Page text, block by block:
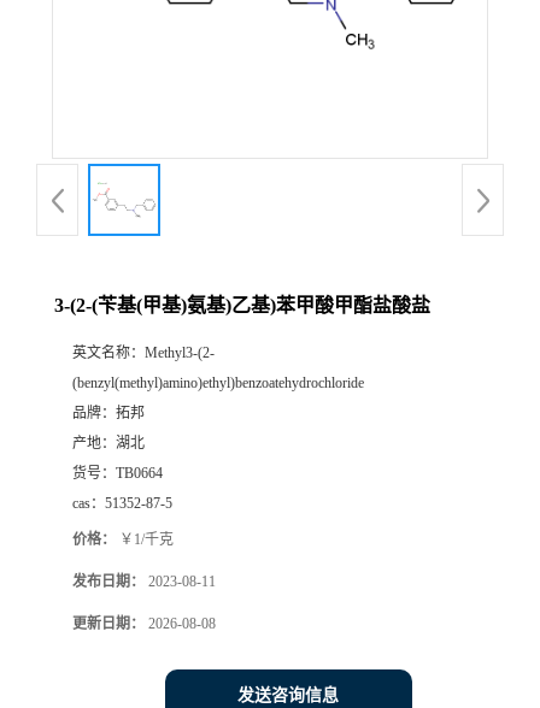
3-(2-(苄基(甲基)氨基)乙基)苯甲酸甲酯盐酸盐
英文名称： Methyl3-(2-
(benzyl(methyl)amino)ethyl)benzoatehydrochloride
品牌： 拓邦
产地： 湖北
货号： TB0664
cas： 51352-87-5
价格： ￥1/千克
发布日期： 2023-08-11
更新日期： 2026-08-08
发送咨询信息